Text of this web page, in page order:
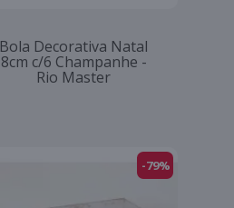
Bola Decorativa Natal
8cm c/6 Champanhe -
Rio Master
-79%